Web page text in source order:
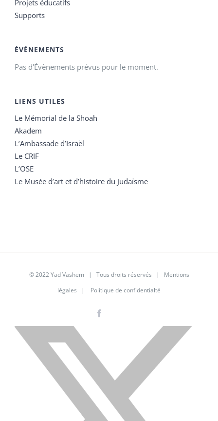
Projets éducatifs
Supports
ÉVÉNEMENTS
Pas d'Évènements prévus pour le moment.
LIENS UTILES
Le Mémorial de la Shoah
Akadem
L’Ambassade d’Israël
Le CRIF
L’OSE
Le Musée d’art et d’histoire du Judaïsme
© 2022 Yad Vashem | Tous droits réservés | Mentions
légales | Politique de confidentialté